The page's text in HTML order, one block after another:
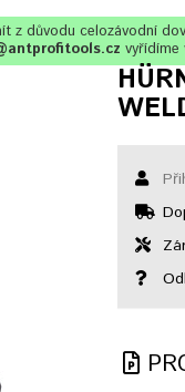
z důvodu celozávodní
vyřídíme